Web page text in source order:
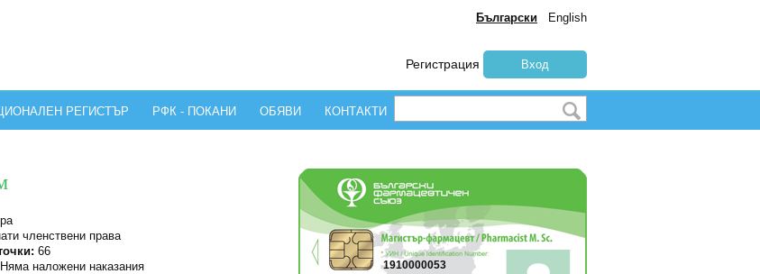
Български English
Регистрация Вход
РЕГИСТЪР РФК - ПОКАНИ ОБЯВИ КОНТАКТИ
членствени права
66
Няма наложени наказания
1910000053